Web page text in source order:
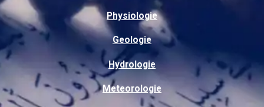
Physiologie
Geologie
Hydrologie
Meteorologie